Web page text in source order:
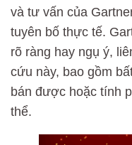
và tư vấn của
tuyên bố thực tế.
rõ ràng hay ngụ ý,
cứu này, bao gồm
bán được hoặc tính
thể.